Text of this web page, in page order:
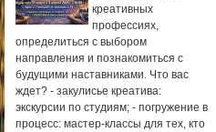
креативных
профессиях,
определиться с выбором
направления и познакомиться с
будущими наставниками. Что вас
ждет? - закулисье креатива:
экскурсии по студиям; - погружение в
процесс: мастер-классы для тех, кто